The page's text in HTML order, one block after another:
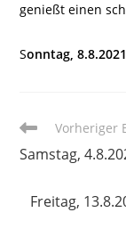
genießt einen
Sonntag,
Weitere
ansehen
Vorheriger
Samstag,
Freitag,